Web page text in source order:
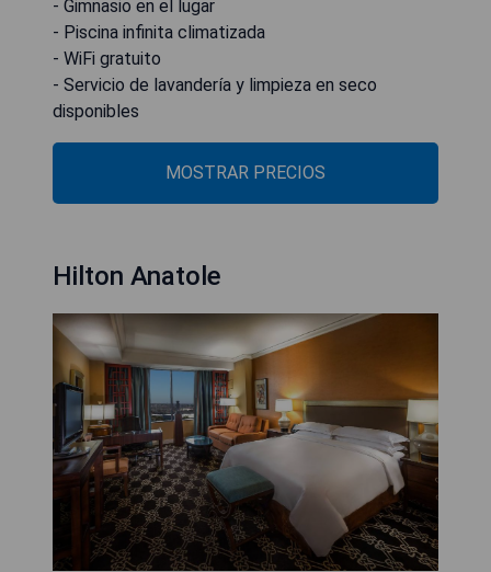
- Gimnasio en el lugar
- Piscina infinita climatizada
- WiFi gratuito
- Servicio de lavandería y limpieza en seco
disponibles
MOSTRAR PRECIOS
Hilton Anatole